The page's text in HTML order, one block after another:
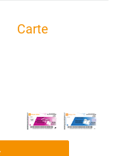
Carte